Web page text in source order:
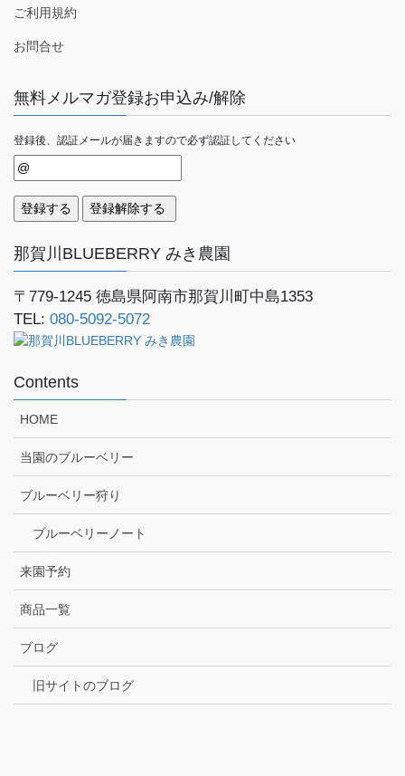
ご利用規約
お問合せ
無料メルマガ登録お申込み/解除
登録後、認証メールが届きますので必ず認証してください
那賀川BLUEBERRY みき農園
〒779-1245 徳島県阿南市那賀川町中島1353
TEL: 080-5092-5072
Contents
HOME
当園のブルーベリー
ブルーベリー狩り
ブルーベリーノート
来園予約
商品一覧
ブログ
旧サイトのブログ